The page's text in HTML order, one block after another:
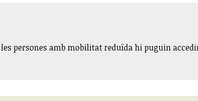
persones amb mobilitat reduïda hi puguin